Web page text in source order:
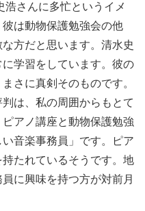
浩さんに多忙というイメ
は動物保護勉強会の他
方だと思います。清水史
学習をしています。彼の
さに真剣そのものです。
は、私の周囲からもとて
アノ講座と動物保護勉強
音楽事務員」です。ピア
たれているそうです。地
に興味を持つ方が対前月